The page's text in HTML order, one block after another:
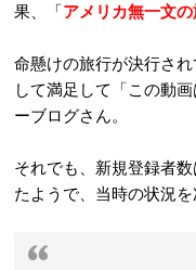
果、「アメリカ無一文
命懸けの旅行が決行さ
して満足して「この動
ーブログさん。
それでも、新規登録者
たようで、当時の状況を